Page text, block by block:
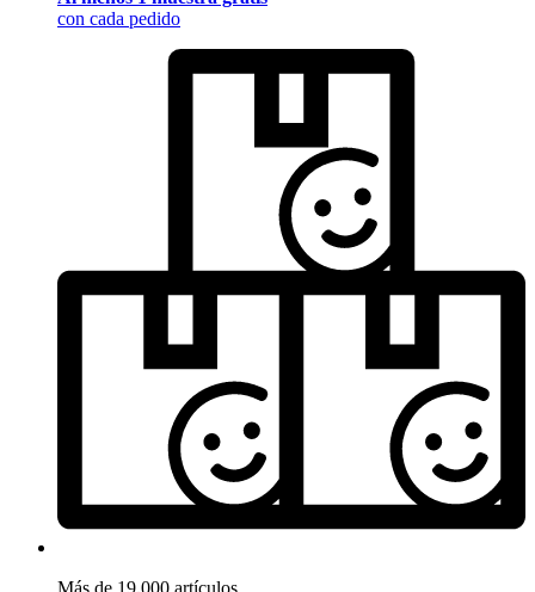
con cada pedido
Más de 19.000 artículos